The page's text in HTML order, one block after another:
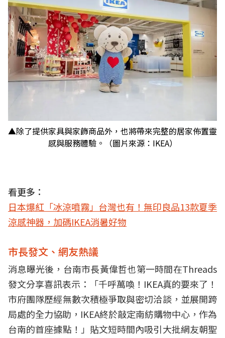
▲除了提供家具與家飾商品外，也將帶來完整的居家佈置靈
感與服務體驗。（圖片來源：IKEA）
看更多：
日本爆紅「冰涼噴霧」台灣也有！無印良品13款夏季
涼感神器，加碼IKEA消暑好物
市長發文、網友熱議
消息曝光後，台南市長黃偉哲也第一時間在Threads
發文分享喜訊表示：「千呼萬喚！IKEA真的要來了！
市府團隊歷經無數次積極爭取與密切洽談，並展開跨
局處的全力協助，IKEA終於敲定南紡購物中心，作為
台南的首座據點！」貼文短時間內吸引大批網友朝聖